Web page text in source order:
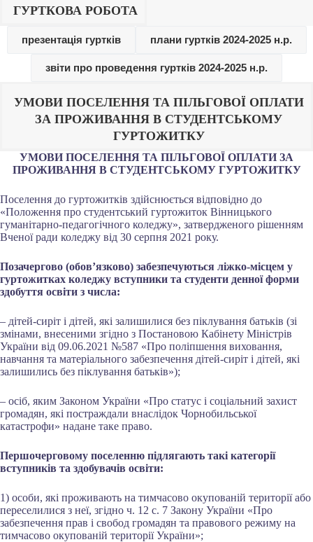
ГУРТКОВА РОБОТА
презентація гуртків плани гуртків 2024-2025 н.р.
звіти про проведення гуртків 2024-2025 н.р.
УМОВИ ПОСЕЛЕННЯ ТА ПІЛЬГОВОЇ ОПЛАТИ
ЗА ПРОЖИВАННЯ В СТУДЕНТСЬКОМУ
ГУРТОЖИТКУ
УМОВИ ПОСЕЛЕННЯ ТА ПІЛЬГОВОЇ ОПЛАТИ ЗА
ПРОЖИВАННЯ В СТУДЕНТСЬКОМУ ГУРТОЖИТКУ
Поселення до гуртожитків здійснюється відповідно до
«Положення про студентський гуртожиток Вінницького
гуманітарно-педагогічного коледжу», затвердженого рішенням
Вченої ради коледжу від 30 серпня 2021 року.
Позачергово (обов’язково) забезпечуються ліжко-місцем у
гуртожитках коледжу вступники та студенти денної форми
здобуття освіти з числа:
– дітей-сиріт і дітей, які залишилися без піклування батьків (зі
змінами, внесеними згідно з Постановою Кабінету Міністрів
України від 09.06.2021 №587 «Про поліпшення виховання,
навчання та матеріального забезпечення дітей-сиріт і дітей, які
залишились без піклування батьків»);
– осіб, яким Законом України «Про статус і соціальний захист
громадян, які постраждали внаслідок Чорнобильської
катастрофи» надане таке право.
Першочерговому поселенню підлягають такі категорії
вступників та здобувачів освіти:
1) особи, які проживають на тимчасово окупованій території або
переселилися з неї, згідно ч. 12 с. 7 Закону України «Про
забезпечення прав і свобод громадян та правового режиму на
тимчасово окупованій території України»;